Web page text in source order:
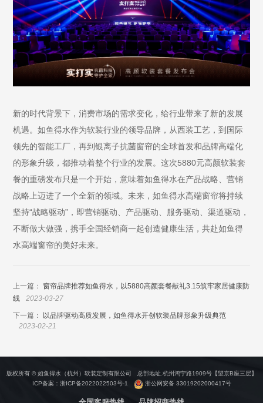
新的时代背景下，消费市场的需求变化，给行业带来了新的发展
机遇。如鱼得水作为软装行业的领导品牌，从西装工艺，到国际
领先的智能工厂，再到银离子抗菌窗帘的全球首发和品牌高端化
的形象升级，都推动着整个行业的发展。这次5880元高颜软装套
餐的重磅发布只是一个开始，意味着如鱼得水在产品战略、营销
战略上迈进了一个全新的领域。未来，如鱼得水高端窗帘将持续
坚持“战略驱动”，即营销驱动、产品驱动、服务驱动、渠道驱动，
不断做大做强，携手全国经销商一起创造健康生活，共赴如鱼得
水高端窗帘的美好未来。
上一篇： 窗帘品牌推荐如鱼得水，以5880高颜套餐献礼3.15筑牢家居健康防
线
2023-03-27
下一篇：
以品牌驱动高质发展，如鱼得水开创软装品牌形象升级典范
2023-02-21
版权所有 © 如鱼得水（杭州）软装定制有限公司 总部地址.杭州鸿宁路1909号【望京B座三层】
ICP备案： 浙ICP备2022022503号-1 浙公网安备 33019202000417号